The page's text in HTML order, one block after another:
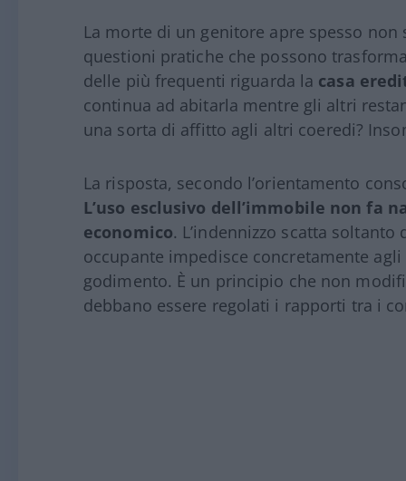
La morte di un genitore apre spesso
questioni pratiche che possono
delle più frequenti riguarda la casa
continua ad abitarla mentre gli altri
una sorta di affitto agli altri coeredi?
La risposta, secondo l’orientamento
L’uso esclusivo dell’immobile non fa
economico. L’indennizzo scatta
occupante impedisce concretamente
godimento. È un principio che non
debbano essere regolati i rapporti tra i